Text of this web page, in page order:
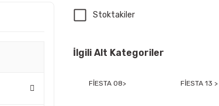
Stoktakiler
İlgili Alt Kategoriler
FİESTA 08> FİESTA 13 >